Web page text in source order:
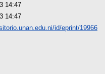
14:47
14:47
id/eprint/19966